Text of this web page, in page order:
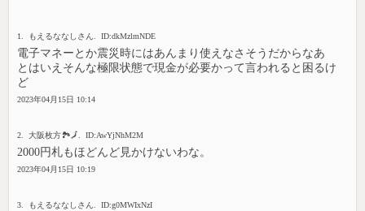
1. もえるななしさん. ID:dkMzlmNDE
電子マネーとか震災時にはあんまり使えなさそうだからなあ
とはいえそんな極限状態で現金が必要かって言われると困るけ
ど
2023年04月15日 10:14
2. 大阪枚方🏞🗾. ID:AwYjNhM2M
2000円札もほどんど見かけないわな。
2023年04月15日 10:19
3. もえるななしさん. ID:g0MWIxNzI